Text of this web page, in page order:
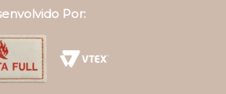
Por: